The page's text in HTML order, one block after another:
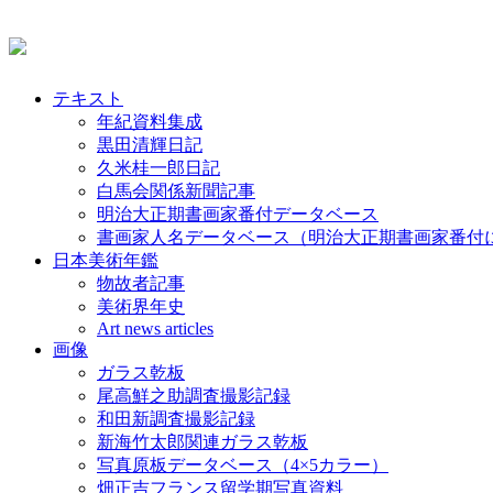
テキスト
年紀資料集成
黒田清輝日記
久米桂一郎日記
白馬会関係新聞記事
明治大正期書画家番付データベース
書画家人名データベース（明治大正期書画家番付
日本美術年鑑
物故者記事
美術界年史
Art news articles
画像
ガラス乾板
尾高鮮之助調査撮影記録
和田新調査撮影記録
新海竹太郎関連ガラス乾板
写真原板データベース（4×5カラー）
畑正吉フランス留学期写真資料